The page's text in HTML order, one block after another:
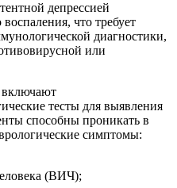
депрессией
что требует
диагностики,
или
включают
тесты для выявления
способны проникать в
симптомы:
(ВИЧ);